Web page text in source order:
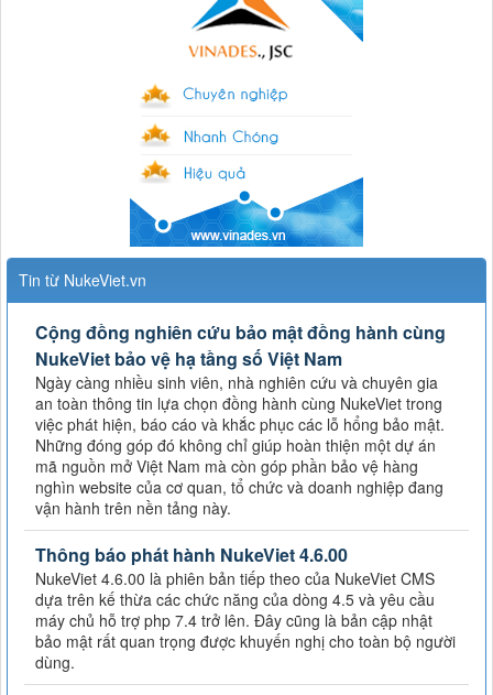
Tin từ NukeViet.vn
Cộng đồng nghiên cứu bảo mật đồng hành cùng
NukeViet bảo vệ hạ tầng số Việt Nam
Ngày càng nhiều sinh viên, nhà nghiên cứu và chuyên gia
an toàn thông tin lựa chọn đồng hành cùng NukeViet trong
việc phát hiện, báo cáo và khắc phục các lỗ hổng bảo mật.
Những đóng góp đó không chỉ giúp hoàn thiện một dự án
mã nguồn mở Việt Nam mà còn góp phần bảo vệ hàng
nghìn website của cơ quan, tổ chức và doanh nghiệp đang
vận hành trên nền tảng này.
Thông báo phát hành NukeViet 4.6.00
NukeViet 4.6.00 là phiên bản tiếp theo của NukeViet CMS
dựa trên kế thừa các chức năng của dòng 4.5 và yêu cầu
máy chủ hỗ trợ php 7.4 trở lên. Đây cũng là bản cập nhật
bảo mật rất quan trọng được khuyến nghị cho toàn bộ người
dùng.